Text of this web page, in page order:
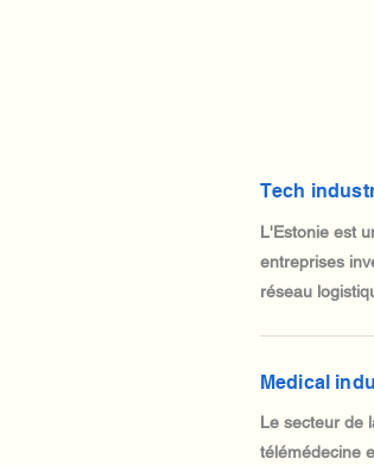
Tech
L'Estonie est
entreprises
réseau
Medical
Le secteur de
télémédecine